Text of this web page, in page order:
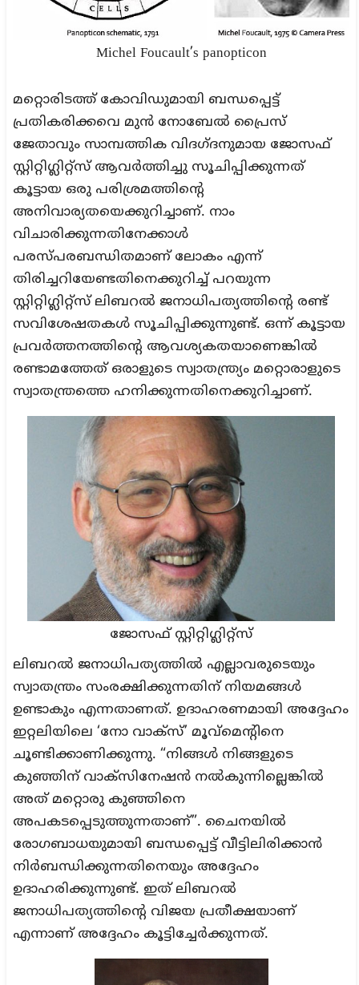
Michel Foucault’s panopticon
മറ്റൊരിടത്ത് കോവിഡുമായി ബന്ധപ്പെട്ട്
പ്രതികരിക്കവെ മുൻ നോബേൽ പ്രൈസ്
ജേതാവും സാമ്പത്തിക വിദഗ്ദനുമായ ജോസഫ്
സ്റ്റിറ്റിഗ്ലിറ്റ്സ് ആവർത്തിച്ചു സൂചിപ്പിക്കുന്നത്
കൂട്ടായ ഒരു പരിശ്രമത്തിന്റെ
അനിവാര്യതയെക്കുറിച്ചാണ്. നാം
വിചാരിക്കുന്നതിനേക്കാൾ
പരസ്പരബന്ധിതമാണ് ലോകം എന്ന്
തിരിച്ചറിയേണ്ടതിനെക്കുറിച്ച് പറയുന്ന
സ്റ്റിറ്റിഗ്ലിറ്റ്സ് ലിബറൽ ജനാധിപത്യത്തിന്റെ രണ്ട്
സവിശേഷതകൾ സൂചിപ്പിക്കുന്നുണ്ട്. ഒന്ന് കൂട്ടായ
പ്രവർത്തനത്തിന്റെ ആവശ്യകതയാണെങ്കിൽ
രണ്ടാമത്തേത് ഒരാളുടെ സ്വാതന്ത്ര്യം മറ്റൊരാളുടെ
സ്വാതന്ത്രത്തെ ഹനിക്കുന്നതിനെക്കുറിച്ചാണ്.
ജോസഫ് സ്റ്റിറ്റിഗ്ലിറ്റ്‌സ്
ലിബറൽ ജനാധിപത്യത്തിൽ എല്ലാവരുടെയും
സ്വാതന്ത്രം സംരക്ഷിക്കുന്നതിന് നിയമങ്ങൾ
ഉണ്ടാകും എന്നതാണത്. ഉദാഹരണമായി അദ്ദേഹം
ഇറ്റലിയിലെ ‘നോ വാക്സ്’ മൂവ്മെന്റിനെ
ചൂണ്ടിക്കാണിക്കുന്നു. “നിങ്ങൾ നിങ്ങളുടെ
കുഞ്ഞിന് വാക്സിനേഷൻ നൽകുന്നില്ലെങ്കിൽ
അത് മറ്റൊരു കുഞ്ഞിനെ
അപകടപ്പെടുത്തുന്നതാണ്”. ചൈനയിൽ
രോഗബാധയുമായി ബന്ധപ്പെട്ട് വീട്ടിലിരിക്കാൻ
നിർബന്ധിക്കുന്നതിനെയും അദ്ദേഹം
ഉദാഹരിക്കുന്നുണ്ട്. ഇത് ലിബറൽ
ജനാധിപത്യത്തിന്റെ വിജയ പ്രതീക്ഷയാണ്
എന്നാണ് അദ്ദേഹം കൂട്ടിച്ചേർക്കുന്നത്.